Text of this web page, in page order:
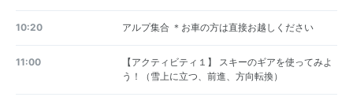
10:20 アルプ集合 ＊お車の方は直接お越しください
11:00
【アクティビティ１】 スキーのギアを使ってみよ
う！（雪上に立つ、前進、方向転換）